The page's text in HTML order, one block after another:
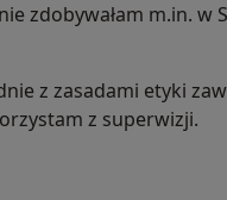
zdobywałam m.in. w
z zasadami etyki
z superwizji.